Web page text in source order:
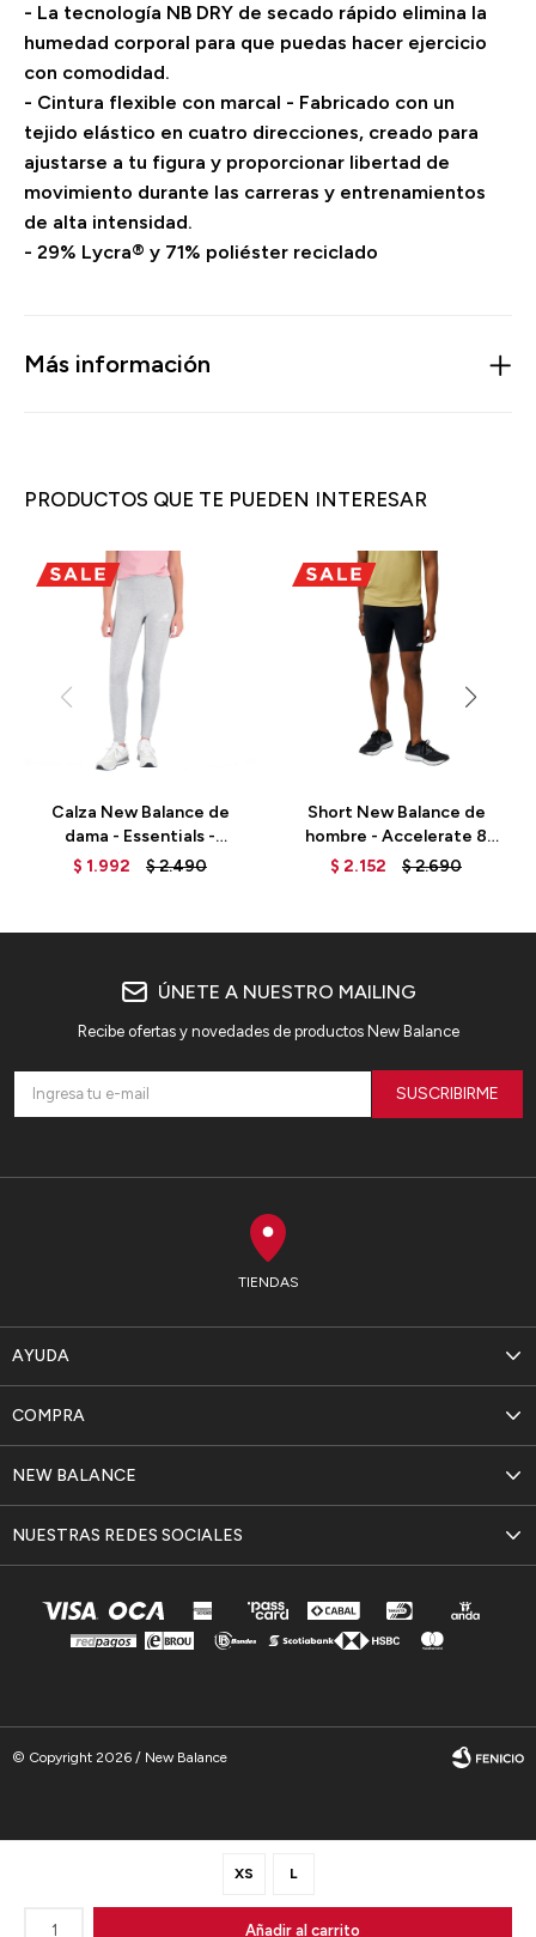
XS L
1 Añadir al carrito
- La tecnología NB DRY de secado rápido elimina la
humedad corporal para que puedas hacer ejercicio
con comodidad.
- Cintura flexible con marcal - Fabricado con un
tejido elástico en cuatro direcciones, creado para
ajustarse a tu figura y proporcionar libertad de
movimiento durante las carreras y entrenamientos
de alta intensidad.
- 29% Lycra® y 71% poliéster reciclado
Más información
PRODUCTOS QUE TE PUEDEN INTERESAR
Calza New Balance de
dama - Essentials -
WP31509AG - GREY
$ 1.992 $2.490
Short New Balance de
hombre - Accelerate 8
INCH - MS31245BK -
$ 2.152 $2.690
TIENDAS
AYUDA
NEW BALANCE
COMPRA
NUESTRAS REDES SOCIALES
ÚNETE A NUESTRO MAILING
Recibe ofertas y novedades de productos New Balance
SUSCRIBIRME
© Copyright 2026 / New Balance